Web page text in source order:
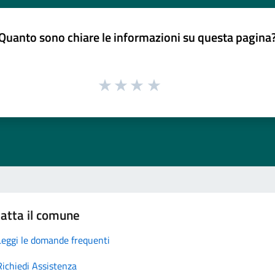
sono chiare le informazioni su questa
il comune
le domande frequenti
Assistenza